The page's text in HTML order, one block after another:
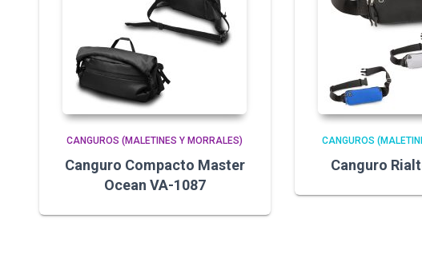
CANGUROS (MALETINES Y MORRALES)
Canguro Compacto Master
Ocean VA-1087
CANGUROS
Canguro